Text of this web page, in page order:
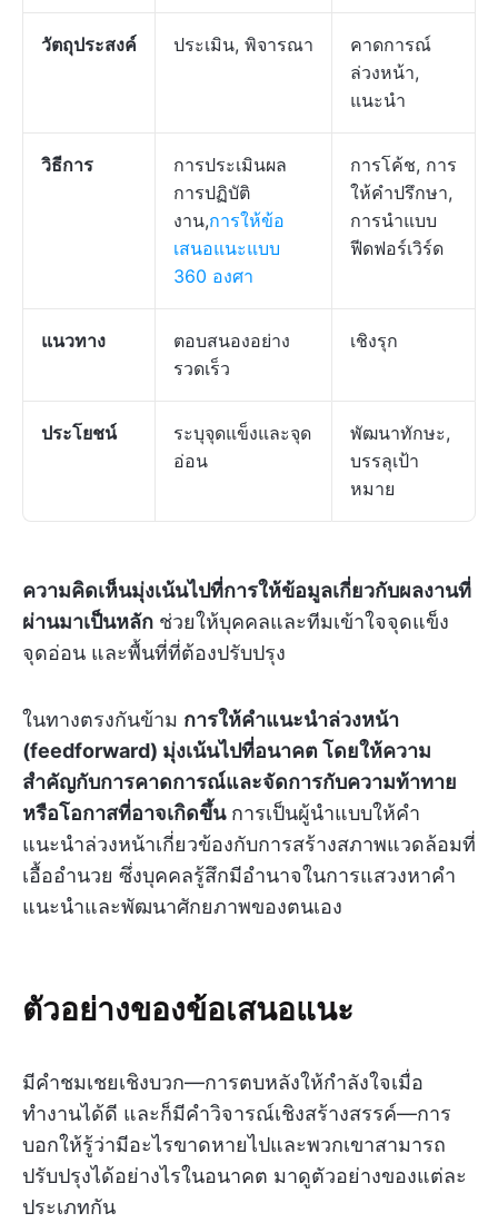
วัตถุประสงค์ ประเมิน, พิจารณา
คาดการณ์
ล่วงหน้า,
แนะนำ
วิธีการ
การประเมินผล
การปฏิบัติ
งาน,การให้ข้อ
เสนอแนะแบบ
360 องศา
การโค้ช, การ
ให้คำปรึกษา,
การนำแบบ
ฟีดฟอร์เวิร์ด
แนวทาง
ตอบสนองอย่าง
รวดเร็ว
เชิงรุก
ประโยชน์
ระบุจุดแข็งและจุด
อ่อน
พัฒนาทักษะ,
บรรลุเป้า
หมาย
ความคิดเห็นมุ่งเน้นไปที่การให้ข้อมูลเกี่ยวกับผลงานที่
ผ่านมาเป็นหลัก ช่วยให้บุคคลและทีมเข้าใจจุดแข็ง
จุดอ่อน และพื้นที่ที่ต้องปรับปรุง
ในทางตรงกันข้าม การให้คำแนะนำล่วงหน้า
(feedforward) มุ่งเน้นไปที่อนาคต โดยให้ความ
สำคัญกับการคาดการณ์และจัดการกับความท้าทาย
หรือโอกาสที่อาจเกิดขึ้นการเป็นผู้นำแบบให้คำ
แนะนำล่วงหน้าเกี่ยวข้องกับการสร้างสภาพแวดล้อมที่
เอื้ออำนวย ซึ่งบุคคลรู้สึกมีอำนาจในการแสวงหาคำ
แนะนำและพัฒนาศักยภาพของตนเอง
ตัวอย่างของข้อเสนอแนะ
มีคำชมเชยเชิงบวก—การตบหลังให้กำลังใจเมื่อ
ทำงานได้ดี และก็มีคำวิจารณ์เชิงสร้างสรรค์—การ
บอกให้รู้ว่ามีอะไรขาดหายไปและพวกเขาสามารถ
ปรับปรุงได้อย่างไรในอนาคต มาดูตัวอย่างของแต่ละ
ประเภทกัน